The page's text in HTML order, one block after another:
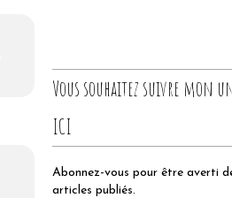
Vous souhaitez suivre mon
ICI
Abonnez-vous pour être averti
articles publiés.